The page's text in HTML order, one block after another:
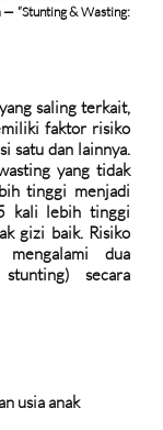
“Stunting & Wasting:
saling terkait,
faktor risiko
satu dan lainnya.
yang tidak
tinggi menjadi
kali lebih tinggi
gizi baik. Risiko
dua
secara
usia anak